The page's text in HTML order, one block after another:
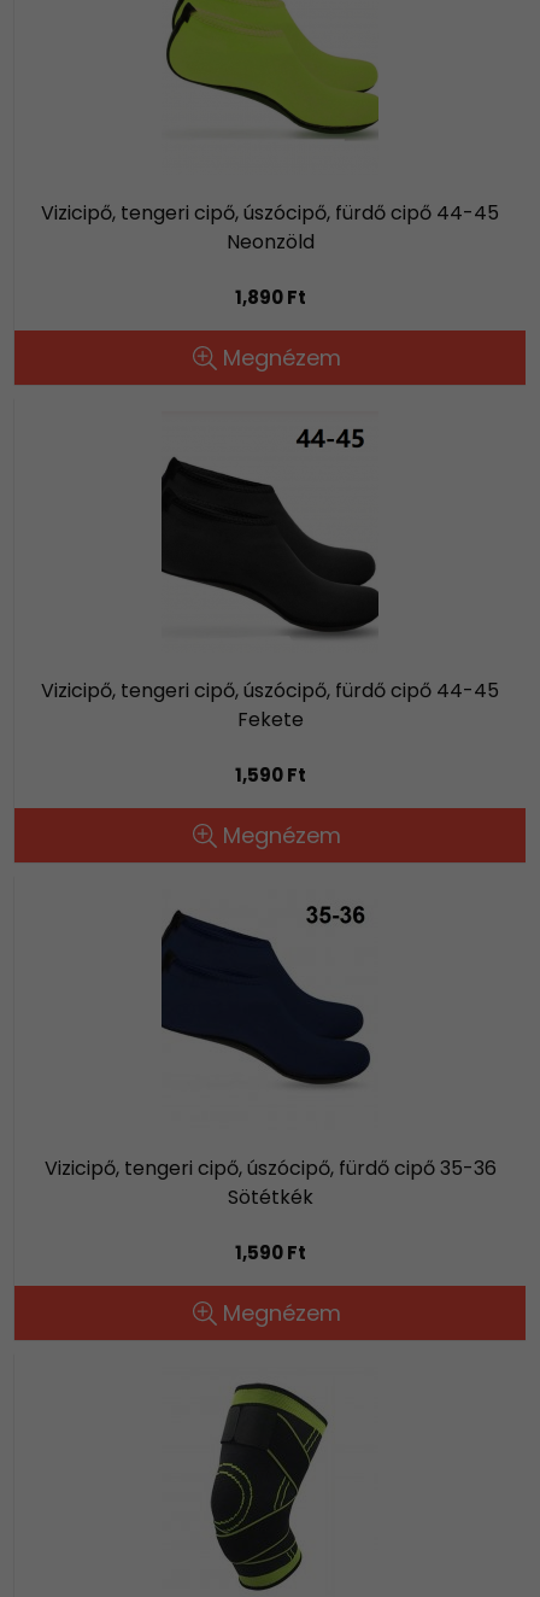
Vizicipő, tengeri cipő, úszócipő, fürdő cipő 44-45
Neonzöld
1,890 Ft
Megnézem
Vizicipő, tengeri cipő, úszócipő, fürdő cipő 44-45
Fekete
1,590 Ft
Megnézem
Vizicipő, tengeri cipő, úszócipő, fürdő cipő 35-36
Sötétkék
1,590 Ft
Megnézem